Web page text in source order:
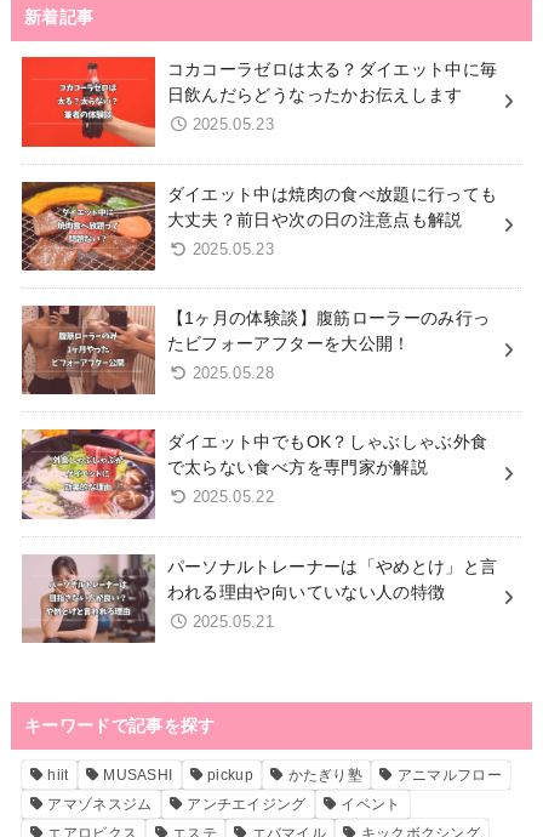
新着記事
コカコーラゼロは太る？ダイエット中に毎
日飲んだらどうなったかお伝えします
2025.05.23
ダイエット中は焼肉の食べ放題に行っても
大丈夫？前日や次の日の注意点も解説
2025.05.23
【1ヶ月の体験談】腹筋ローラーのみ行っ
たビフォーアフターを大公開！
2025.05.28
ダイエット中でもOK？しゃぶしゃぶ外食
で太らない食べ方を専門家が解説
2025.05.22
パーソナルトレーナーは「やめとけ」と言
われる理由や向いていない人の特徴
2025.05.21
キーワードで記事を探す
hiit MUSASHI pickup かたぎり塾
アニマルフロー
アマゾネスジム
アンチエイジング
イベント
エアロビクス
エステ エバマイル キックボクシング